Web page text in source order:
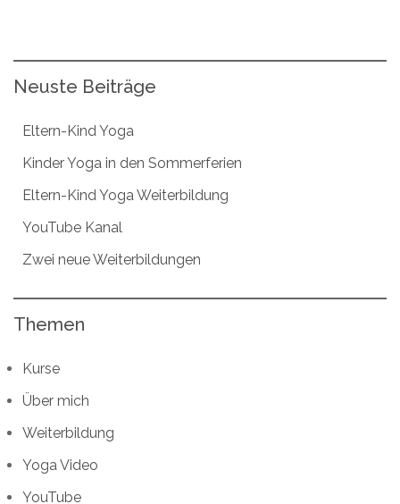
Neuste Beiträge
Eltern-Kind Yoga
Kinder Yoga in den Sommerferien
Eltern-Kind Yoga Weiterbildung
YouTube Kanal
Zwei neue Weiterbildungen
Themen
Kurse
Über mich
Weiterbildung
Yoga Video
YouTube